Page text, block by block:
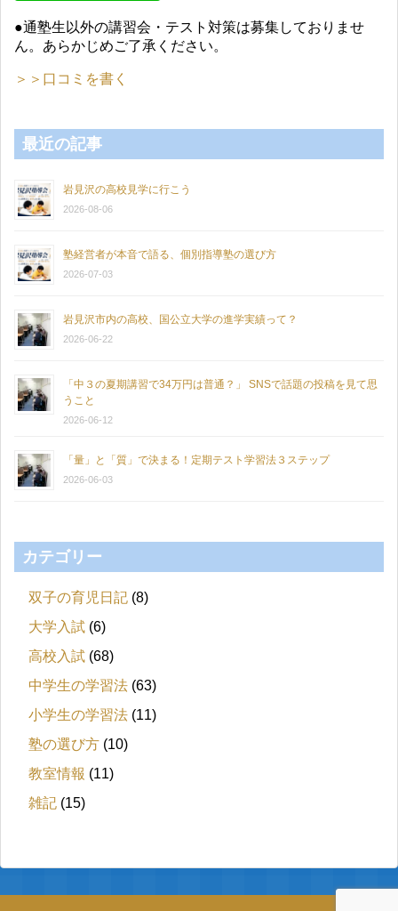
●通塾生以外の講習会・テスト対策は募集しておりませ
ん。あらかじめご了承ください。
＞＞口コミを書く
最近の記事
岩見沢の高校見学に行こう
2026-08-06
塾経営者が本音で語る、個別指導塾の選び方
2026-07-03
岩見沢市内の高校、国公立大学の進学実績って？
2026-06-22
「中３の夏期講習で34万円は普通？」 SNSで話題の投稿を見て思
うこと
2026-06-12
「量」と「質」で決まる！定期テスト学習法３ステップ
2026-06-03
カテゴリー
双子の育児日記 (8)
大学入試 (6)
高校入試 (68)
中学生の学習法 (63)
小学生の学習法 (11)
塾の選び方 (10)
教室情報 (11)
雑記 (15)